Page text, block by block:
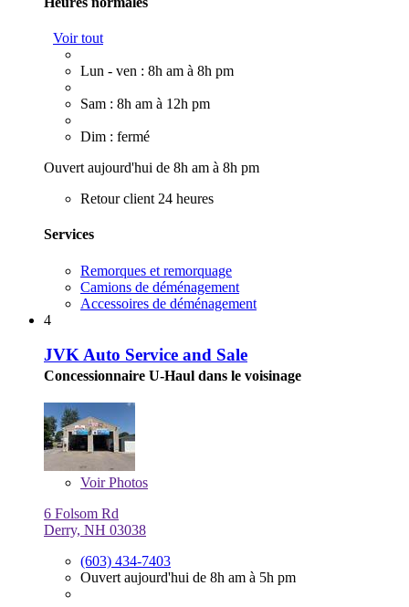
Voir tout
Lun - ven : 8h am à 8h pm
Sam : 8h am à 12h pm
Dim : fermé
Ouvert aujourd'hui de 8h am à 8h pm
Retour client 24 heures
Services
Remorques et remorquage
Camions de déménagement
Accessoires de déménagement
4
JVK Auto Service and Sale
Concessionnaire U-Haul dans le voisinage
VoirPhotos
6 Folsom Rd
Derry, NH 03038
(603) 434-7403
Ouvert aujourd'hui de 8h am à 5h pm